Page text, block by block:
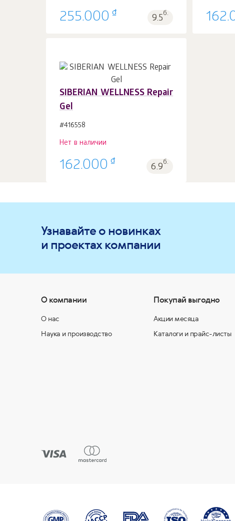
255.000 ₫ 9.5б.
SIBERIAN WELLNESS Repair
Gel
#416558
Нет в наличии
162.000 ₫ 6.9б.
Узнавайте о новинках
и проектах компании
О компании
О нас
Наука и производство
Покупай выгодно
Акции месяца
Каталоги и прайс-листы